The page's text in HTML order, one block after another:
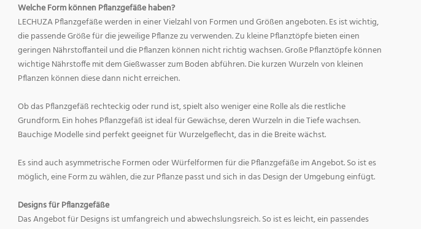
Welche Form können Pflanzgefäße haben?
LECHUZA Pflanzgefäße werden in einer Vielzahl von Formen und Größen angeboten. Es ist wichtig,
die passende Größe für die jeweilige Pflanze zu verwenden. Zu kleine Pflanztöpfe bieten einen
geringen Nährstoffanteil und die Pflanzen können nicht richtig wachsen. Große Pflanztöpfe können
wichtige Nährstoffe mit dem Gießwasser zum Boden abführen. Die kurzen Wurzeln von kleinen
Pflanzen können diese dann nicht erreichen.
Ob das Pflanzgefäß rechteckig oder rund ist, spielt also weniger eine Rolle als die restliche
Grundform. Ein hohes Pflanzgefäß ist ideal für Gewächse, deren Wurzeln in die Tiefe wachsen.
Bauchige Modelle sind perfekt geeignet für Wurzelgeflecht, das in die Breite wächst.
Es sind auch asymmetrische Formen oder Würfelformen für die Pflanzgefäße im Angebot. So ist es
möglich, eine Form zu wählen, die zur Pflanze passt und sich in das Design der Umgebung einfügt.
Designs für Pflanzgefäße
Das Angebot für Designs ist umfangreich und abwechslungsreich. So ist es leicht, ein passendes